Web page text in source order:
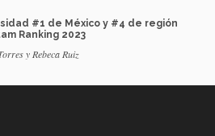
#1 de México y #4 de región
Ranking 2023
y Rebeca Ruiz